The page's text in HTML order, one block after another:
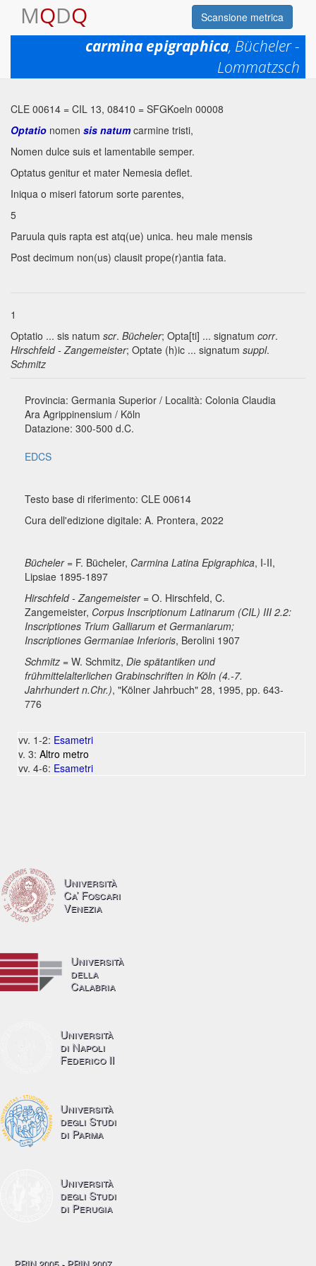
MQDQ Scansione metrica
carmina epigraphica, Bücheler -
Lommatzsch
Permalink:https://www.mqdq.it/textsce/CE|ce|0614
CLE 00614 = CIL 13, 08410 = SFGKoeln 00008
Optatio nomen sis natumcarmine tristi,
Nomen dulce suis et lamentabile semper.
Optatus genitur et mater Nemesia deflet.
Iniqua o miseri fatorum sorte parentes,
5
Paruula quis rapta est atq(ue) unica. heu male mensis
Post decimum non(us) clausit prope(r)antia fata.
1
Optatio ... sis natum scr. Bücheler; Opta[ti] ... signatum corr.
Hirschfeld - Zangemeister; Optate (h)ic ... signatum suppl.
Schmitz
Provincia: Germania Superior / Località: Colonia Claudia
Ara Agrippinensium / Köln
Datazione: 300-500 d.C.
EDCS
Testo base di riferimento: CLE 00614
Cura dell'edizione digitale: A. Prontera, 2022
Bücheler= F. Bücheler, Carmina Latina Epigraphica, I-II,
Lipsiae 1895-1897
Hirschfeld - Zangemeister= O. Hirschfeld, C.
Zangemeister, Corpus Inscriptionum Latinarum (CIL) III 2.2:
Inscriptiones Trium Galliarum et Germaniarum;
Inscriptiones Germaniae Inferioris, Berolini 1907
Schmitz = W. Schmitz, Die spätantiken und
frühmittelalterlichen Grabinschriften in Köln (4.-7.
Jahrhundert n.Chr.), "Kölner Jahrbuch" 28, 1995, pp. 643-
776
vv. 1-2: Esametri
v. 3: Altro metro
vv. 4-6: Esametri
Università
Ca’ Foscari
Venezia
Università
della
Calabria
Università
di Napoli
Federico II
Università
degli Studi
di Parma
Università
degli Studi
di Perugia